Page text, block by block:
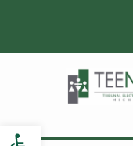
Abrir barra de